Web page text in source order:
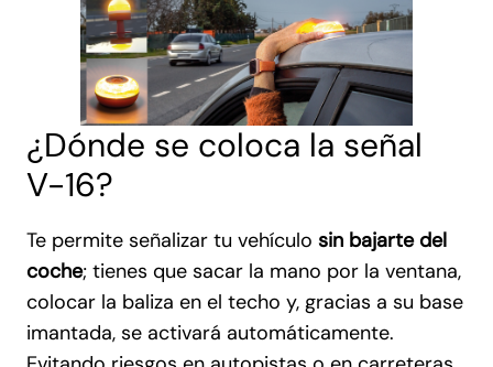
¿Dónde se coloca la señal
V-16?
Te permite señalizar tu vehículo sin bajarte del
coche; tienes que sacar la mano por la ventana,
colocar la baliza en el techo y, gracias a su base
imantada, se activará automáticamente.